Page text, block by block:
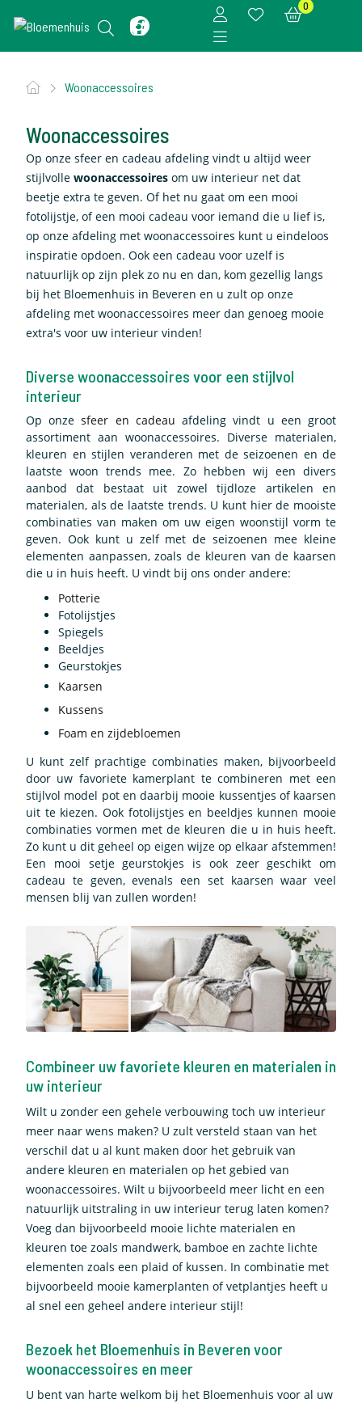
0
Woonaccessoires
Woonaccessoires
Op onze sfeer en cadeau afdeling vindt u altijd weer
stijlvolle woonaccessoires om uw interieur net dat
beetje extra te geven. Of het nu gaat om een mooi
fotolijstje, of een mooi cadeau voor iemand die u lief is,
op onze afdeling met woonaccessoires kunt u eindeloos
inspiratie opdoen. Ook een cadeau voor uzelf is
natuurlijk op zijn plek zo nu en dan, kom gezellig langs
bij het Bloemenhuis in Beveren en u zult op onze
afdeling met woonaccessoires meer dan genoeg mooie
extra's voor uw interieur vinden!
Diverse woonaccessoires voor een stijlvol
interieur
Op onzesfeer en cadeau afdeling vindt u een groot
assortiment aan woonaccessoires. Diverse materialen,
kleuren en stijlen veranderen met de seizoenen en de
laatste woon trends mee. Zo hebben wij een divers
aanbod dat bestaat uit zowel tijdloze artikelen en
materialen, als de laatste trends. U kunt hier de mooiste
combinaties van maken om uw eigen woonstijl vorm te
geven. Ook kunt u zelf met de seizoenen mee kleine
elementen aanpassen, zoals de kleuren van de kaarsen
die u in huis heeft. U vindt bij ons onder andere:
Potterie
Fotolijstjes
Spiegels
Beeldjes
Geurstokjes
Kaarsen
Kussens
Foam en zijdebloemen
U kunt zelf prachtige combinaties maken, bijvoorbeeld
door uw favoriete kamerplant te combineren met een
stijlvol model pot en daarbij mooie kussentjes of kaarsen
uit te kiezen. Ook fotolijstjes en beeldjes kunnen mooie
combinaties vormen met de kleuren die u in huis heeft.
Zo kunt u dit geheel op eigen wijze op elkaar afstemmen!
Een mooi setje geurstokjes is ook zeer geschikt om
cadeau te geven, evenals een set kaarsen waar veel
mensen blij van zullen worden!
Combineer uw favoriete kleuren en materialen in
uw interieur
Wilt u zonder een gehele verbouwing toch uw interieur
meer naar wens maken? U zult versteld staan van het
verschil dat u al kunt maken door het gebruik van
andere kleuren en materialen op het gebied van
woonaccessoires. Wilt u bijvoorbeeld meer licht en een
natuurlijk uitstraling in uw interieur terug laten komen?
Voeg dan bijvoorbeeld mooie lichte materialen en
kleuren toe zoals mandwerk, bamboe en zachte lichte
elementen zoals een plaid of kussen. In combinatie met
bijvoorbeeld mooie kamerplanten of vetplantjes heeft u
al snel een geheel andere interieur stijl!
Bezoek het Bloemenhuis in Beveren voor
woonaccessoires en meer
U bent van harte welkom bij het Bloemenhuis voor al uw